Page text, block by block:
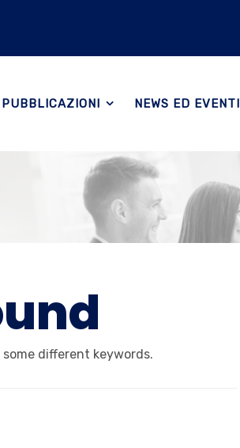
PUBBLICAZIONI NEWS ED EVENTI
different keywords.